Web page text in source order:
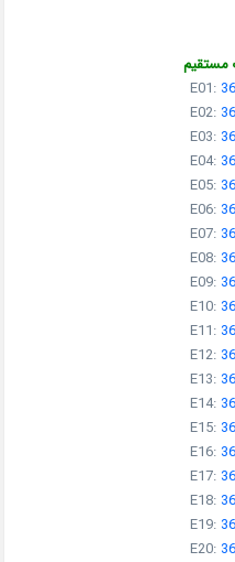
مستقیم
E01:
E02:
E03:
E04:
E05:
E06:
E07:
E08:
E09:
E10:
E11:
E12:
E13:
E14:
E15:
E16:
E17:
E18:
E19:
E20: